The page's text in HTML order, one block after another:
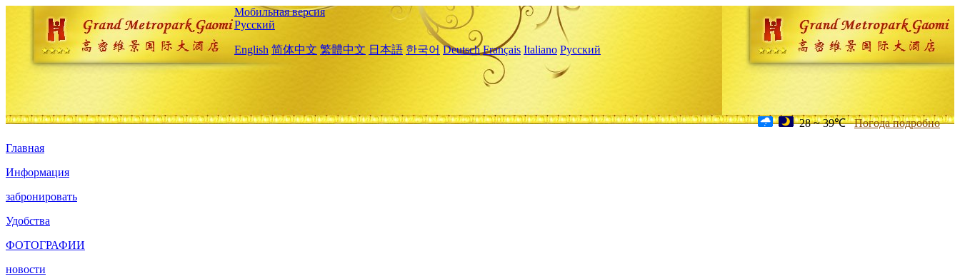
Мобильная версия
Русский
English 简体中文 繁體中文 日本語 한국어 Deutsch Français Italiano Русский
28 ~ 39℃ Погода подробно
Главная
Информация
забронировать
Удобства
ФОТОГРАФИИ
новости